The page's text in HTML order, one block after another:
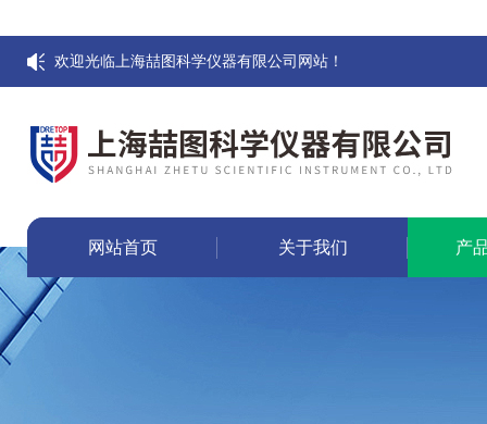
欢迎光临上海喆图科学仪器有限公司网站！
网站首页 关于我们 产